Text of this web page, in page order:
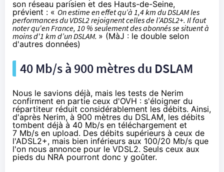
son réseau parisien et des Hauts-de-Seine,
prévient : «On estime en effet qu’à 1,4 km du DSLAM les
performances du VDSL2 rejoignent celles de l’ADSL2+. Il faut
noter qu'en France, 10 % seulement des abonnés se situent à
moins d'1 km d’un DSLAM. » (MàJ : le double selon
d'autres données)
40 Mb/s à 900 mètres du DSLAM
Nous le savions déjà, mais les tests de Nerim
confirment en partie ceux d'OVH : s'éloigner du
répartiteur réduit considérablement les débits. Ainsi,
d'après Nerim, à 900 mètres du DSLAM, les débits
tombent déjà à 40 Mb/s en téléchargement et
7 Mb/s en upload. Des débits supérieurs à ceux de
l'ADSL2+, mais bien inférieurs aux 100/20 Mb/s que
l'on nous annonce pour le VDSL2. Seuls ceux aux
pieds du NRA pourront donc y goûter.